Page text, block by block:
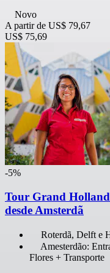
Novo
A partir de US$ 79,67
US$ 75,69
-5%
Tour Grand
desde Amsterdã
Roterdã, Delft e
Amesterdão:
Flores + Transporte